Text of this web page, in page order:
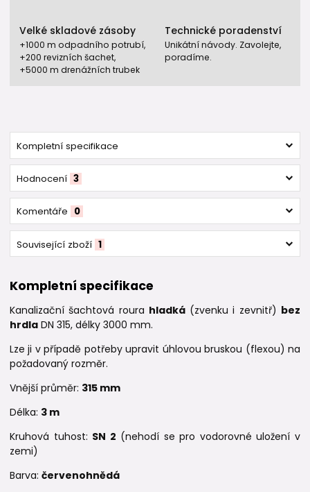
Velké skladové zásoby
+1000 m odpadního potrubí,
+200 revizních šachet,
+5000 m drenážních trubek
Technické poradenství
Unikátní návody. Zavolejte,
poradíme.
Kompletní specifikace
Hodnocení 3
Komentáře 0
Související zboží 1
Kompletní specifikace
Kanalizační šachtová roura hladká(zvenku i zevnitř) bez
hrdla DN 315, délky 3000 mm.
Lze ji v případě potřeby upravit úhlovou bruskou (flexou) na
požadovaný rozměr.
Vnější průměr: 315 mm
Délka: 3 m
Kruhová tuhost: SN 2 (nehodí se pro vodorovné uložení v
zemi)
Barva: červenohnědá